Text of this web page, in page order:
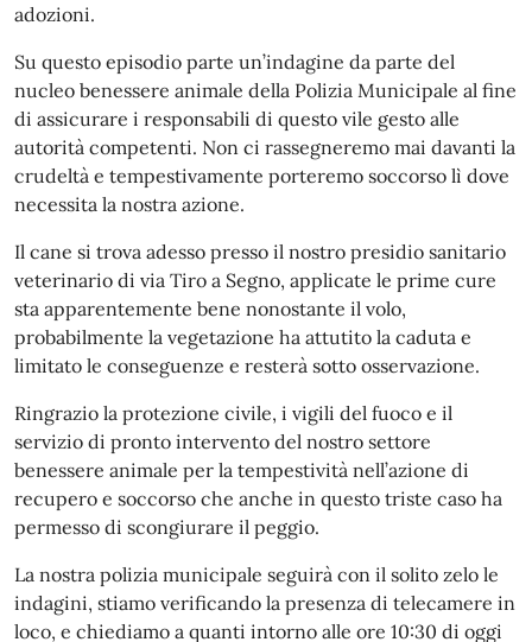
adozioni.
Su questo episodio parte un’indagine da parte del
nucleo benessere animale della Polizia Municipale al fine
di assicurare i responsabili di questo vile gesto alle
autorità competenti. Non ci rassegneremo mai davanti la
crudeltà e tempestivamente porteremo soccorso lì dove
necessita la nostra azione.
Il cane si trova adesso presso il nostro presidio sanitario
veterinario di via Tiro a Segno, applicate le prime cure
sta apparentemente bene nonostante il volo,
probabilmente la vegetazione ha attutito la caduta e
limitato le conseguenze e resterà sotto osservazione.
Ringrazio la protezione civile, i vigili del fuoco e il
servizio di pronto intervento del nostro settore
benessere animale per la tempestività nell’azione di
recupero e soccorso che anche in questo triste caso ha
permesso di scongiurare il peggio.
La nostra polizia municipale seguirà con il solito zelo le
indagini, stiamo verificando la presenza di telecamere in
loco, e chiediamo a quanti intorno alle ore 10:30 di oggi